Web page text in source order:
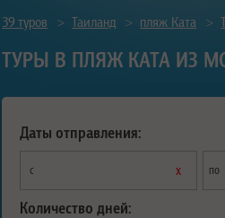
39 туров > Таиланд > пляж Ката >
ТУРЫ В ПЛЯЖ КАТА ИЗ
Даты отправления:
с х по
Количество дней: